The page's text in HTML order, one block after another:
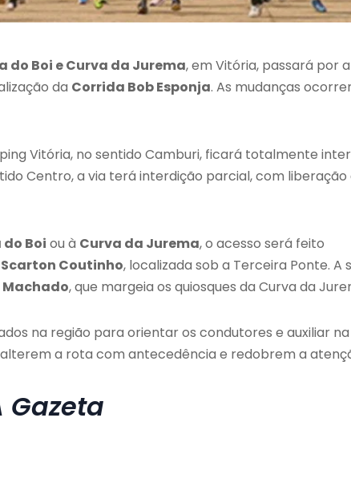
do Boi e Curva da Jurema, em Vitória, passará por
da Corrida Bob Esponja. As mudanças
Vitória, no sentido Camburi, ficará totalmente
Centro, a via terá interdição parcial, com liberação
do Boi ou à Curva da Jurema, o acesso será feito
Coutinho, localizada sob a Terceira Ponte. A
, que margeia os quiosques da Curva da
na região para orientar os condutores e auxiliar
a rota com antecedência e redobrem a
Gazeta